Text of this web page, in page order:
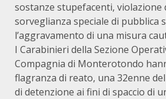
sostanze stupefacenti, violazione
sorveglianza speciale di pubblica
l’aggravamento di una misura
I Carabinieri della Sezione
Compagnia di Monterotondo
flagranza di reato, una 32enne del
di detenzione ai fini di spaccio di